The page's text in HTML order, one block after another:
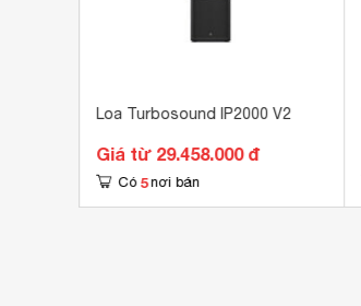
Loa Turbosound IP2000 V2
Giá từ 29.458.000 đ
Có 5 nơi bán